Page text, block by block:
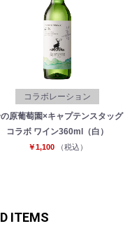
コラボレーション
原葡萄園×キャプテンスタッグ
コラボ ワイン360ml（白）
￥1,100 （税込）
ITEMS